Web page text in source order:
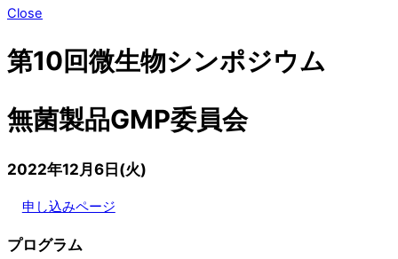
Close
第10回微生物シンポジウム
無菌製品GMP委員会
2022年12月6日(火)
申し込みページ
プログラム